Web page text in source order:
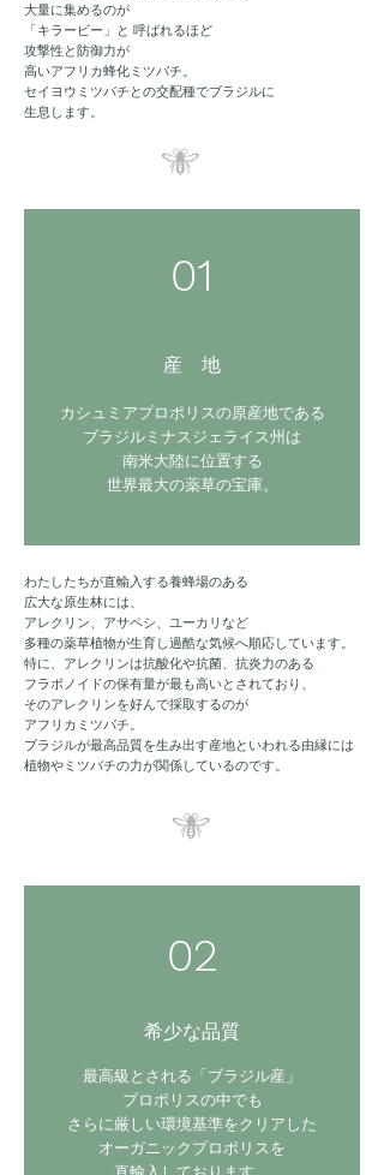
大量に集めるのが
「キラービー」と 呼ばれるほど
攻撃性と防御力が
高いアフリカ蜂化ミツバチ。
セイヨウミツバチとの交配種でブラジルに
生息します。
カシュミアプロポリスの原産地である
ブラジルミナスジェライス州は
南米大陸に位置する
世界最大の薬草の宝庫。
産 地
01
わたしたちが直輸入する養蜂場のある
広大な原生林には、
アレクリン、アサペシ、ユーカリなど
多種の薬草植物が生育し過酷な気候へ順応しています。
特に、アレクリンは抗酸化や抗菌、抗炎力のある
フラボノイドの保有量が最も高いとされており、
そのアレクリンを好んで採取するのが
アフリカミツバチ。
ブラジルが最高品質を生み出す産地といわれる由縁には
植物やミツバチの力が関係しているのです。
最高級とされる「ブラジル産」
プロポリスの中でも
さらに厳しい環境基準をクリアした
オーガニックプロポリスを
希少な品質
02